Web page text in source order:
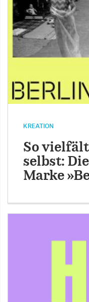
KREATION
So
selbst:
Marke